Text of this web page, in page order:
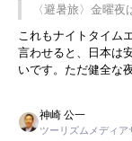
〈避暑旅〉金曜
これもナイトタイム
言わせると、日本は
いです。ただ健全な
ような意味で、金曜
限らず外国人にとっ
神崎 公一
ツーリズムメディ